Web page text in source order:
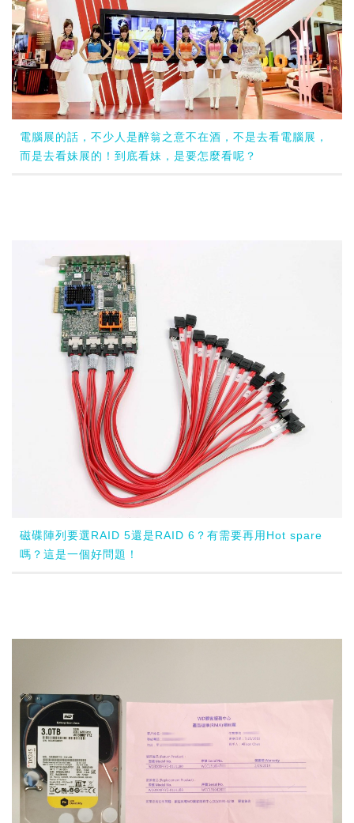
電腦展的話，不少人是醉翁之意不在酒，不是去看電腦展，
而是去看妹展的！到底看妹，是要怎麼看呢？
磁碟陣列要選RAID 5還是RAID 6？有需要再用Hot spare
嗎？這是一個好問題！